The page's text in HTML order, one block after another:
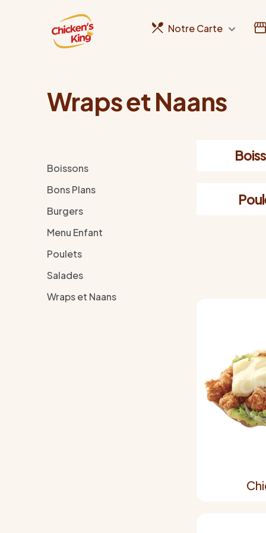
Notre Carte
Wraps et Naans
Boissons
Bons Plans
Burgers
Menu Enfant
Poulets
Salades
Wraps et Naans